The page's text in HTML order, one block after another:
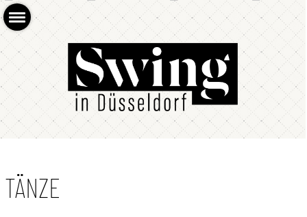
TÄNZE